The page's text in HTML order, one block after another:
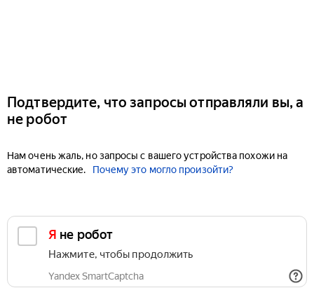
Подтвердите, что запросы отправляли вы, а
не робот
Нам очень жаль, но запросы с вашего устройства похожи на
автоматические.
Почему это могло произойти?
Я не робот
Нажмите, чтобы продолжить
Yandex SmartCaptcha